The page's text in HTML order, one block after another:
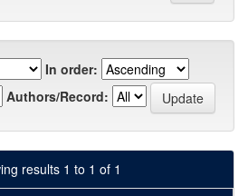
In order:
Authors/Record:
results 1 to 1 of 1